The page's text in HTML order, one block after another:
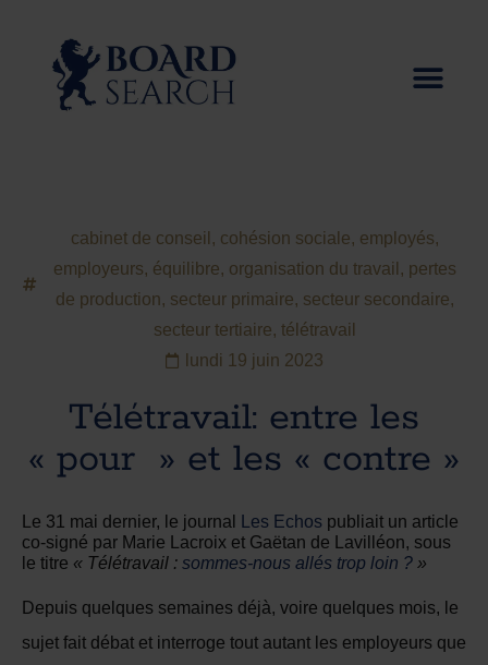
cabinet de conseil , cohésion sociale, employés,
employeurs, équilibre, organisation du travail , pertes
de production, secteur primaire, secteur secondaire,
secteur tertiaire, télétravail
lundi 19 juin 2023
Télétravail: entre les
« pour » et les « contre »
Le 31 mai dernier, le journal Les Echos publiait un article
co-signé par Marie Lacroix et Gaëtan de Lavilléon, sous
le titre « Télétravail : sommes-nous allés trop loin ? »
Depuis quelques semaines déjà, voire quelques mois, le
sujet fait débat et interroge tout autant les employeurs que